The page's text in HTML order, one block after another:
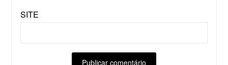
SITE